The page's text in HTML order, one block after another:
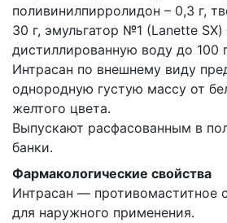
поливинилпирролидон – 0,3 г,
30 г, эмульгатор №1 (Lanette SX)
дистиллированную воду до 100
Интрасан по внешнему виду
однородную густую массу от
желтого цвета.
Выпускают расфасованным в
банки.
Фармакологические свойства
Интрасан — противомаститное
для наружного применения.